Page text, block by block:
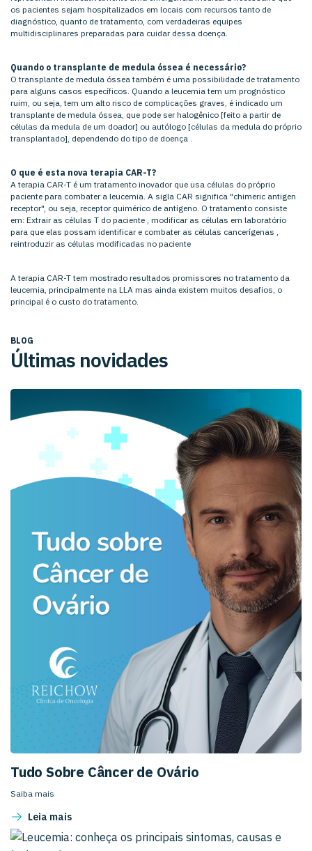
os pacientes sejam hospitalizados em locais com recursos tanto de
diagnóstico, quanto de tratamento, com verdadeiras equipes
multidisciplinares preparadas para cuidar dessa doença.
Quando o transplante de medula óssea é necessário?
O transplante de medula óssea também é uma possibilidade de tratamento
para alguns casos específicos. Quando a leucemia tem um prognóstico
ruim, ou seja, tem um alto risco de complicações graves, é indicado um
transplante de medula óssea, que pode ser halogênico [feito a partir de
células da medula de um doador] ou autólogo [células da medula do próprio
transplantado], dependendo do tipo de doença .
O que é esta nova terapia CAR-T?
A terapia CAR-T é um tratamento inovador que usa células do próprio
paciente para combater a leucemia. A sigla CAR significa "chimeric antigen
receptor", ou seja, receptor quimérico de antígeno. O tratamento consiste
em: Extrair as células T do paciente , modificar as células em laboratório
para que elas possam identificar e combater as células cancerígenas ,
reintroduzir as células modificadas no paciente
A terapia CAR-T tem mostrado resultados promissores no tratamento da
leucemia, principalmente na LLA mas ainda existem muitos desafios, o
principal é o custo do tratamento.
BLOG
Últimas novidades
Tudo Sobre Câncer de Ovário
Saiba mais
Leia mais